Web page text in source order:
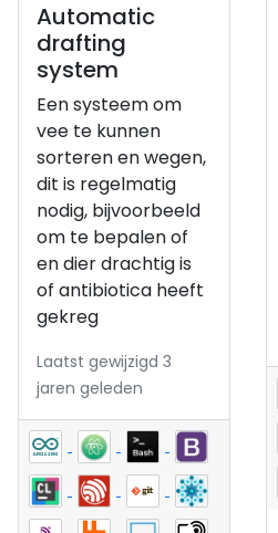
Automatic
drafting
system
Een systeem om
vee te kunnen
sorteren en wegen,
dit is regelmatig
nodig, bijvoorbeeld
om te bepalen of
en dier drachtig is
of antibiotica heeft
gekreg
Laatst gewijzigd 3
jaren geleden